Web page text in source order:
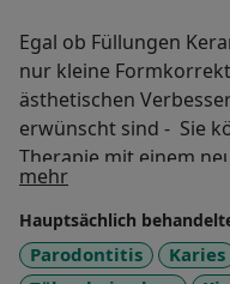
Egal ob Füllungen
nur kleine
ästhetischen
erwünscht sind - Sie
Therapie mit einem
Ästhetik überzeugen
mehrÜber mich
Hauptsächlich
Parodontitis Karies